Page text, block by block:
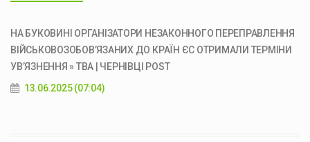
НА БУКОВИНІ ОРГАНІЗАТОРИ НЕЗАКОННОГО ПЕРЕПРАВЛЕННЯ
ВІЙСЬКОВОЗОБОВ’ЯЗАНИХ ДО КРАЇН ЄС ОТРИМАЛИ ТЕРМІНИ
УВ’ЯЗНЕННЯ » ТВА | ЧЕРНІВЦІ POST
13.06.2025 (07:04)